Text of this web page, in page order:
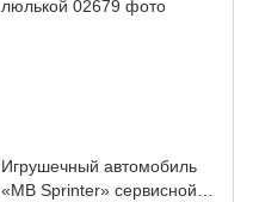
Игрушечный автомобиль
«MB Sprinter» сервисной